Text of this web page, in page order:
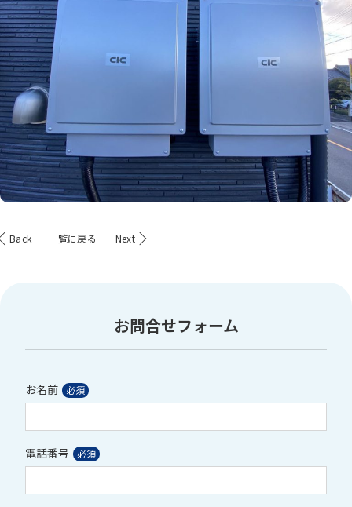
Back 一覧に戻る Next
お問合せフォーム
お名前
電話番号